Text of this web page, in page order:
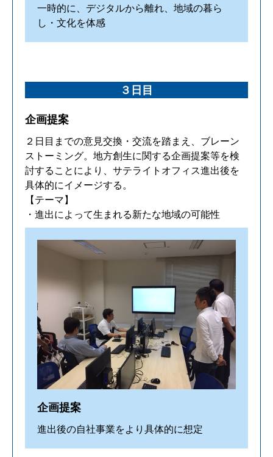
一時的に、デジタルから離れ、地域の暮ら
し・文化を体感
３日目
企画提案
２日目までの意見交換・交流を踏まえ、ブレーン
ストーミング。地方創生に関する企画提案等を検
討することにより、サテライトオフィス進出後を
具体的にイメージする。
【テーマ】
・進出によって生まれる新たな地域の可能性
企画提案
進出後の自社事業をより具体的に想定